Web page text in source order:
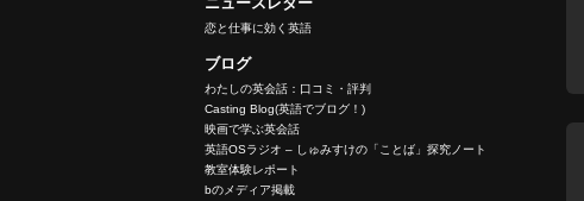
恋と仕事に効く英語
ブログ
わたしの英会話：口コミ・評判
Casting Blog(英語でブログ！)
映画で学ぶ英会話
英語OSラジオ – しゅみすけの「ことば」探究ノート
教室体験レポート
bのメディア掲載